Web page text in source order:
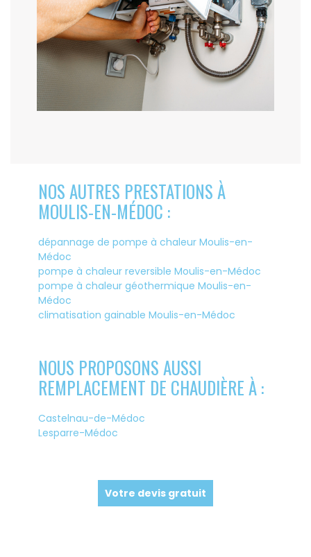
NOS AUTRES PRESTATIONS À
MOULIS-EN-MÉDOC :
dépannage de pompe à chaleur Moulis-en-
Médoc
pompe à chaleur reversible Moulis-en-Médoc
pompe à chaleur géothermique Moulis-en-
Médoc
climatisation gainable Moulis-en-Médoc
NOUS PROPOSONS AUSSI
REMPLACEMENT DE CHAUDIÈRE À :
Castelnau-de-Médoc
Lesparre-Médoc
Votre devis gratuit